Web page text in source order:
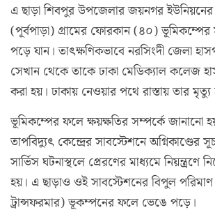
এ ছাড়া শিবপুর উপজেলার জয়নগর
(পূর্বপাড়া) গ্রামের ফোরকান (৪০)
পড়ে যান। তাৎক্ষণিকভাবে নরসিংদী জেলা
সেখান থেকে তাকে ঢাকা মেডিক্যাল কলেজ
করা হয়। ঢাকায় নেওয়ার পথে রাস্তায় তার মৃত্যু
ভূমিকম্পের ফলে ক্ষয়ক্ষতির সম্পর্কে জানানো
তাপবিদ্যুৎ কেন্দ্রের সাবস্টেশনে অগ্নিকাণ্ডের
সার্ভিস ঘটনাস্থলে প্রেরণের মাধ্যমে নিয়ন্ত্রণে
হয়। এ ছাড়াও ওই সাবস্টেশনের বিপুল
ট্রান্সফরমার) ভূকম্পনের ফলে ভেঙে পড়ে।